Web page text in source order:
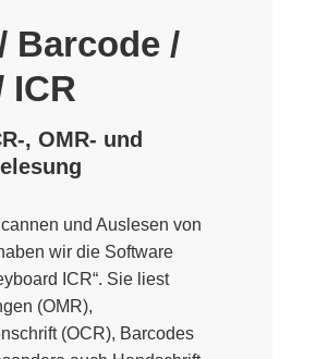
Barcode /
ICR
, OMR- und
und Auslesen von
wir die Software
ICR“. Sie liest
(OMR),
(OCR), Barcodes